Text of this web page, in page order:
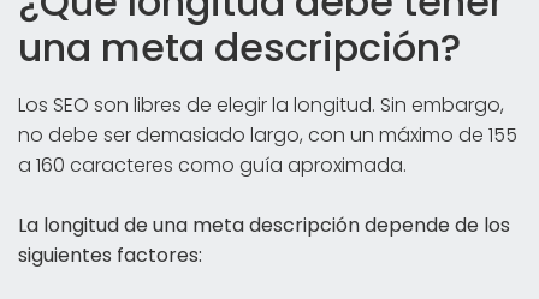
una meta descripción?
Los SEO son libres de elegir la longitud. Sin embargo,
no debe ser demasiado largo, con un máximo de 155
a 160 caracteres como guía aproximada.
La longitud de una meta descripción depende de los
siguientes factores: